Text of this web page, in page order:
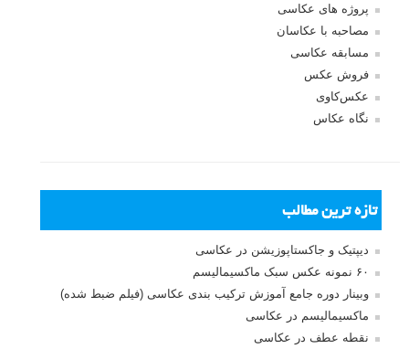
پروژه های عکاسی
مصاحبه با عکاسان
مسابقه عکاسی
فروش عکس
عکس‌کاوی
نگاه عکاس
تازه ترین مطالب
دیپتیک و جاکستا‌پوزیشن در عکاسی
۶۰ نمونه عکس سبک ماکسیمالیسم
وبینار دوره جامع آموزش ترکیب بندی عکاسی (فیلم ضبط شده)
ماکسیمالیسم در عکاسی
نقطه عطف در عکاسی